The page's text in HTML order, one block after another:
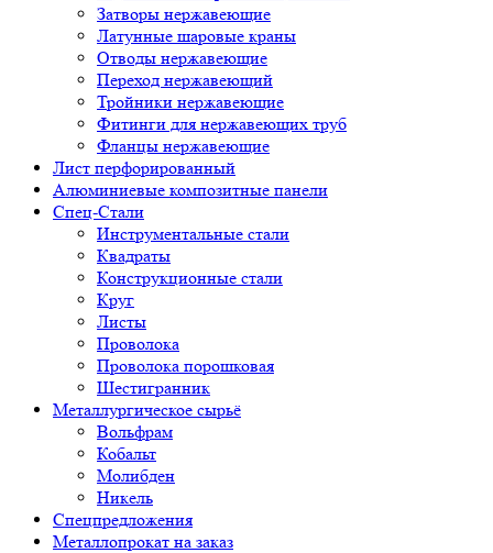
Затворы нержавеющие
Латунные шаровые краны
Отводы нержавеющие
Переход нержавеющий
Тройники нержавеющие
Фитинги для нержавеющих труб
Фланцы нержавеющие
Лист перфорированный
Алюминиевые композитные панели
Спец-Стали
Инструментальные стали
Квадраты
Конструкционные стали
Круг
Листы
Проволока
Проволока порошковая
Шестигранник
Металлургическое сырьё
Вольфрам
Кобальт
Молибден
Никель
Спецпредложения
Металлопрокат на заказ